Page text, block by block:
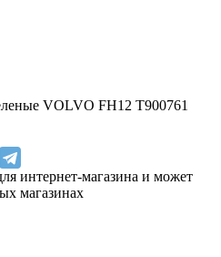
VOLVO FH12 T900761
интернет-магазина и может
магазинах